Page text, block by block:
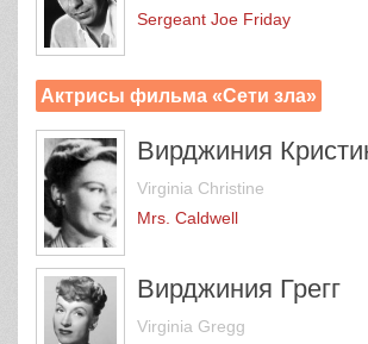
Sergeant Joe Friday
Актрисы фильма «Сети зла»
Вирджиния
Virginia Christine
Mrs. Caldwell
Вирджиния Грегг
Virginia Gregg